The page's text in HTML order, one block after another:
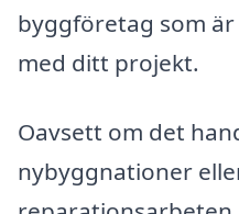
byggföretag som
med ditt projekt.
Oavsett om det
nybyggnationer